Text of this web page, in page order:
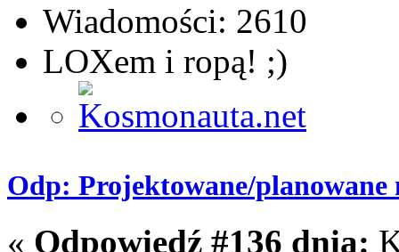
Wiadomości: 2610
LOXem i ropą! ;)
Odp: Projektowane/
« Odpowiedź #136 dnia: